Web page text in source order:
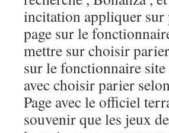
incitation appliquer
page sur le
mettre sur choisir
sur le fonctionnaire
avec choisir parier
Page avec le officiel
souvenir que les jeux